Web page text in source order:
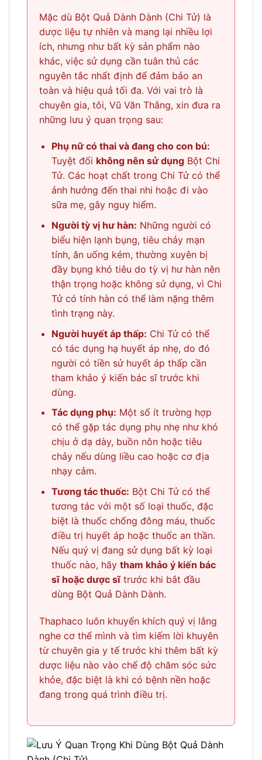
Mặc dù Bột Quả Dành Dành (Chi Tử) là
dược liệu tự nhiên và mang lại nhiều lợi
ích, nhưng như bất kỳ sản phẩm nào
khác, việc sử dụng cần tuân thủ các
nguyên tắc nhất định để đảm bảo an
toàn và hiệu quả tối đa. Với vai trò là
chuyên gia, tôi, Vũ Văn Thắng, xin đưa ra
những lưu ý quan trọng sau:
Phụ nữ có thai và đang cho con bú:
Tuyệt đối không nên sử dụngBột Chi
Tử. Các hoạt chất trong Chi Tử có thể
ảnh hưởng đến thai nhi hoặc đi vào
sữa mẹ, gây nguy hiểm.
Người tỳ vị hư hàn: Những người có
biểu hiện lạnh bụng, tiêu chảy mạn
tính, ăn uống kém, thường xuyên bị
đầy bụng khó tiêu do tỳ vị hư hàn nên
thận trọng hoặc không sử dụng, vì Chi
Tử có tính hàn có thể làm nặng thêm
tình trạng này.
Người huyết áp thấp: Chi Tử có thể
có tác dụng hạ huyết áp nhẹ, do đó
người có tiền sử huyết áp thấp cần
tham khảo ý kiến bác sĩ trước khi
dùng.
Tác dụng phụ: Một số ít trường hợp
có thể gặp tác dụng phụ nhẹ như khó
chịu ở dạ dày, buồn nôn hoặc tiêu
chảy nếu dùng liều cao hoặc cơ địa
nhạy cảm.
Tương tác thuốc: Bột Chi Tử có thể
tương tác với một số loại thuốc, đặc
biệt là thuốc chống đông máu, thuốc
điều trị huyết áp hoặc thuốc an thần.
Nếu quý vị đang sử dụng bất kỳ loại
thuốc nào, hãy tham khảo ý kiến bác
sĩ hoặc dược sĩtrước khi bắt đầu
dùng Bột Quả Dành Dành.
Thaphaco luôn khuyến khích quý vị lắng
nghe cơ thể mình và tìm kiếm lời khuyên
từ chuyên gia y tế trước khi thêm bất kỳ
dược liệu nào vào chế độ chăm sóc sức
khỏe, đặc biệt là khi có bệnh nền hoặc
đang trong quá trình điều trị.